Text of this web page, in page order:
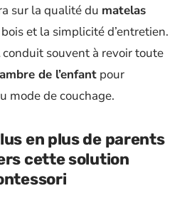
sur la qualité du matelas
et la simplicité d’entretien.
conduit souvent à revoir toute
de l’enfant pour
mode de couchage.
en plus de parents
cette solution